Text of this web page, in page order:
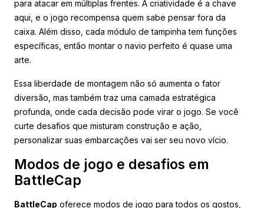
para atacar em múltiplas frentes. A criatividade é a chave
aqui, e o jogo recompensa quem sabe pensar fora da
caixa. Além disso, cada módulo de tampinha tem funções
específicas, então montar o navio perfeito é quase uma
arte.
Essa liberdade de montagem não só aumenta o fator
diversão, mas também traz uma camada estratégica
profunda, onde cada decisão pode virar o jogo. Se você
curte desafios que misturam construção e ação,
personalizar suas embarcações vai ser seu novo vício.
Modos de jogo e desafios em
BattleCap
BattleCap oferece modos de jogo para todos os gostos,